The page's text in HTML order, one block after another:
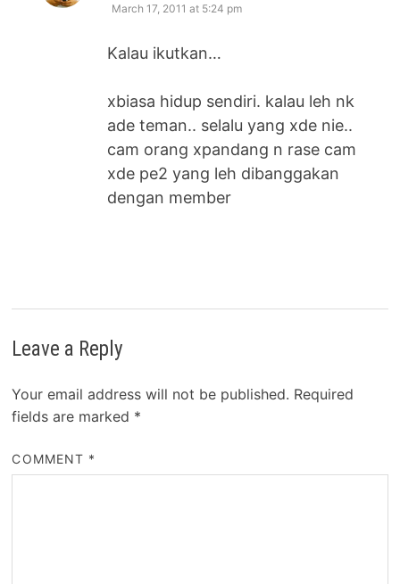
March 17, 2011 at 5:24 pm
Kalau ikutkan…
xbiasa hidup sendiri. kalau leh nk
ade teman.. selalu yang xde nie..
cam orang xpandang n rase cam
xde pe2 yang leh dibanggakan
dengan member
Leave a Reply
Your email address will not be published. Required
fields are marked *
COMMENT *